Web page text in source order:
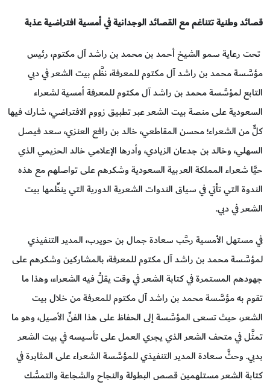
قصائد وطنية تتناغم مع القصائد الوجدانية في أمسية افتراضية عذبة
تحت رعاية سمو الشيخ أحمد بن محمد بن راشد آل مكتوم، رئيس
مؤسَّسة محمد بن راشد آل مكتوم للمعرفة، نظَّم بيت الشعر في دبي
التابع لمؤسَّسة محمد بن راشد آل مكتوم للمعرفة أمسية لشعراء
السعودية على منصة بيت الشعر عبر تطبيق زووم الافتراضي، شارك فيها
كلٌّ من الشعراء؛ محسن المقاطعي، خالد بن رافع العنزي، سعد فيصل
السهلي، وخالد بن جدعان الزيادي، وأدرها الإعلامي خالد الحزيمي الذي
حيَّا شعراء المملكة العربية السعودية وشكرهم على تواصلهم مع هذه
الندوة التي تأتي في سياق الندوات الشعرية الدورية التي ينظِّمها بيت
الشعر في دبي.
في مستهل الأمسية رحَّب سعادة جمال بن حويرب، المدير التنفيذي
لمؤسَّسة محمد بن راشد آل مكتوم للمعرفة، بالمشاركين وشكرهم على
جهودهم المستمرة في كتابة الشعر في وقت يقلُّ فيه الشعراء، وهذا ما
تقوم به مؤسَّسة محمد بن راشد آل مكتوم للمعرفة من خلال بيت
الشعر، حيث تسعى المؤسَّسة إلى الحفاظ على هذا الفنِّ الأصيل، وهو ما
تمثَّل في متحف الشعر الذي يجري العمل على تأسيسه في بيت الشعر
بدبي. وحثَّ سعادة المدير التنفيذي للمؤسَّسة الشعراء على المثابرة في
كتابة الشعر مستلهمين قصص البطولة والنجاح والشجاعة والتمسُّك